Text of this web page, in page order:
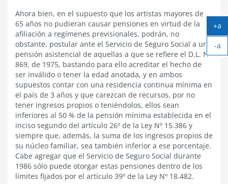
Ahora bien, en el supuesto que los artistas mayores de
65 años no pudieran causar pensiones en virtud de la
afiliación a regímenes previsionales, podrán, no
obstante, postular ante el Servicio de Seguro Social a una
pensión asistencial de aquellas a que se refiere el D.L. Nº
869, de 1975, bastando para ello acreditar el hecho de
ser inválido o tener la edad anotada, y en ambos
supuestos contar con una residencia continua mínima en
el país de 3 años y que carezcan de recursos, por no
tener ingresos propios o teniéndolos, ellos sean
inferiores al 50 % de la pensión mínima establecida en el
inciso segundo del artículo 26º de la Ley Nº 15.386 y
siempre que, además, la suma de los ingresos propios de
su núcleo familiar, sea también inferior a ese porcentaje.
Cabe agregar que el Servicio de Seguro Social durante
1986 sólo puede otorgar estas pensiones dentro de los
límites fijados por el artículo 39º de la Ley Nº 18.482.
+a
-a